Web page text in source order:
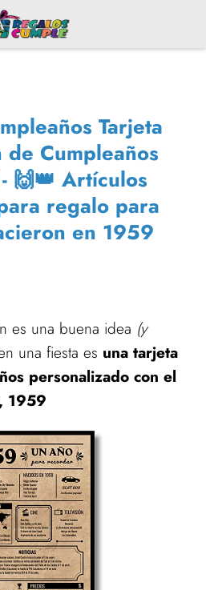
Tarjeta
de Cumpleaños
🙌👑 Artículos
regalo para
en 1959
es una buena idea (y
una fiesta es una tarjeta
personalizado con el
1959